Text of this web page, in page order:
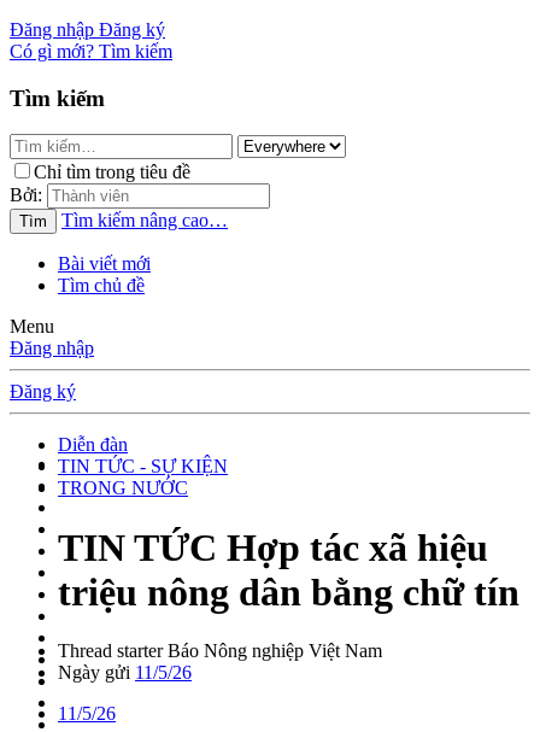
Đăng nhập Đăng ký
Có gì mới? Tìm kiếm
Tìm kiếm
Chỉ tìm trong tiêu đề
Bởi:
Tìm Tìm kiếm nâng cao…
Bài viết mới
Tìm chủ đề
Menu
Đăng nhập
Đăng ký
Diễn đàn
TIN TỨC - SỰ KIỆN
TRONG NƯỚC
TIN TỨC Hợp tác xã hiệu
triệu nông dân bằng chữ tín
Thread starter Báo Nông nghiệp Việt Nam
Ngày gửi 11/5/26
11/5/26